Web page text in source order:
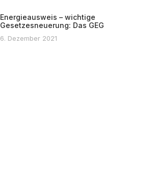
Energieausweis – wichtige
Gesetzesneuerung: Das GEG
6. Dezember 2021